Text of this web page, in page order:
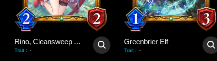
Rino, Cleansweep Archer
Trait : -
Greenbrier Elf
Trait : -